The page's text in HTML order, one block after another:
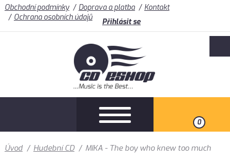
Obchodní podmínky Doprava a platba
Kontakt
Ochrana osobních údajů
Přihlásit se
0
Úvod / Hudební CD / MIKA - The boy who knew too much